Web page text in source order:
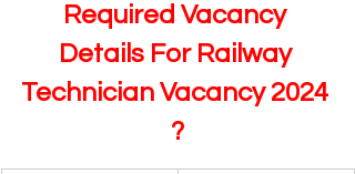
Required Vacancy
Details For Railway
Technician Vacancy 2024
?